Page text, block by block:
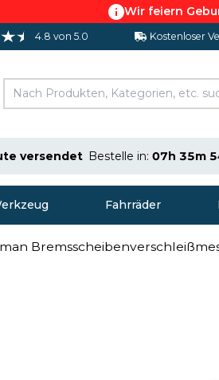
Wir feiern
4.8 von 5.0 Kostenloser
versendet Bestelle in:07h 35m
Fahrräder